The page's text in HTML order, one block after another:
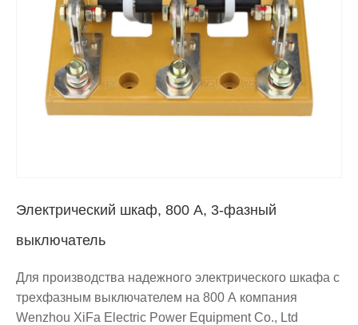
Электрический шкаф, 800 А, 3-фазный
выключатель
Для производства надежного электрического шкафа с
трехфазным выключателем на 800 А компания
Wenzhou XiFa Electric Power Equipment Co., Ltd